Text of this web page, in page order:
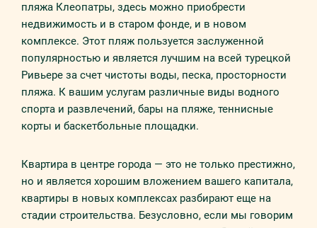
пляжа Клеопатры, здесь можно приобрести
недвижимость и в старом фонде, и в новом
комплексе. Этот пляж пользуется заслуженной
популярностью и является лучшим на всей турецкой
Ривьере за счет чистоты воды, песка, просторности
пляжа. К вашим услугам различные виды водного
спорта и развлечений, бары на пляже, теннисные
корты и баскетбольные площадки.
Квартира в центре города — это не только престижно,
но и является хорошим вложением вашего капитала,
квартиры в новых комплексах разбирают еще на
стадии строительства. Безусловно, если мы говорим